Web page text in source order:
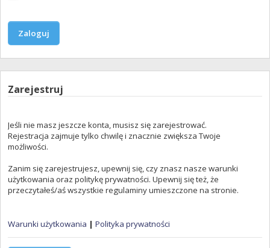
Zarejestruj
Jeśli nie masz jeszcze konta, musisz się zarejestrować.
Rejestracja zajmuje tylko chwilę i znacznie zwiększa Twoje
możliwości.
Zanim się zarejestrujesz, upewnij się, czy znasz nasze warunki
użytkowania oraz politykę prywatności. Upewnij się też, że
przeczytałeś/aś wszystkie regulaminy umieszczone na stronie.
Warunki użytkowania | Polityka prywatności